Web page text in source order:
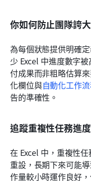
你如何防止團隊誇
為每個狀態提供明確
少 Excel 中進度數字
付成果而非粗略估算
化欄位與自動化工作
告的準確性。
追蹤重複性任務進
在 Excel 中，重複性任
重設，長期下來可能
作量較小時運作良好